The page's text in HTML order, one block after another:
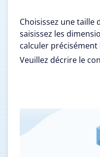
Choisissez une taille
saisissez les
calculer
Veuillez décrire le